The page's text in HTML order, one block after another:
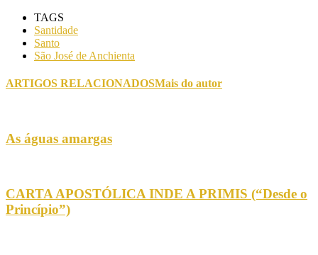
TAGS
Santidade
Santo
São José de Anchienta
ARTIGOS RELACIONADOSMais do autor
As águas amargas
CARTA APOSTÓLICA INDE A PRIMIS (“Desde o
Princípio”)